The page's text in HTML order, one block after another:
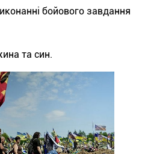
бойового завдання
та син.